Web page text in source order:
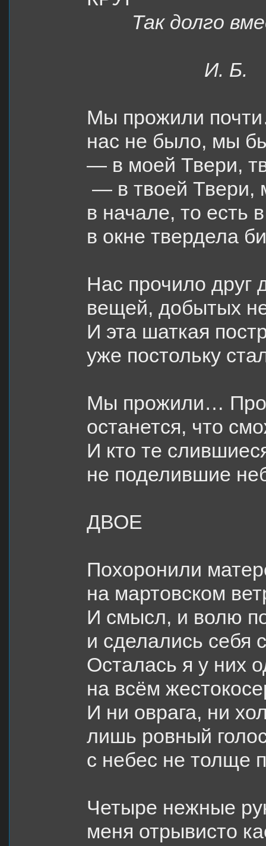
Так долго
И. Б.
Мы прожили
нас не было, мы
— в моей Твери,
— в твоей Твери,
в начале, то есть
в окне твердела
Нас прочило друг
вещей, добытых
И эта шаткая
уже постольку
Мы прожили…
останется, что
И кто те
не поделившие
ДВОЕ
Похоронили
на мартовском
И смысл, и волю
и сделались себя
Осталась я у них
на всём
И ни оврага, ни
лишь ровный
с небес не толще
Четыре нежные
меня отрывисто